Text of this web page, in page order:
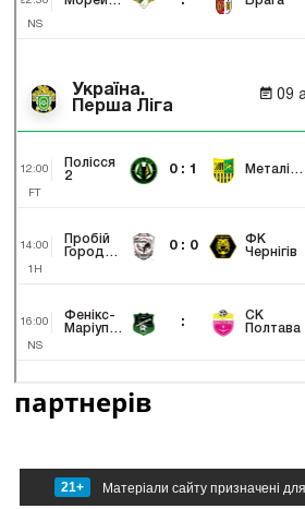
партнерів
21+ Матеріали сайту призначені